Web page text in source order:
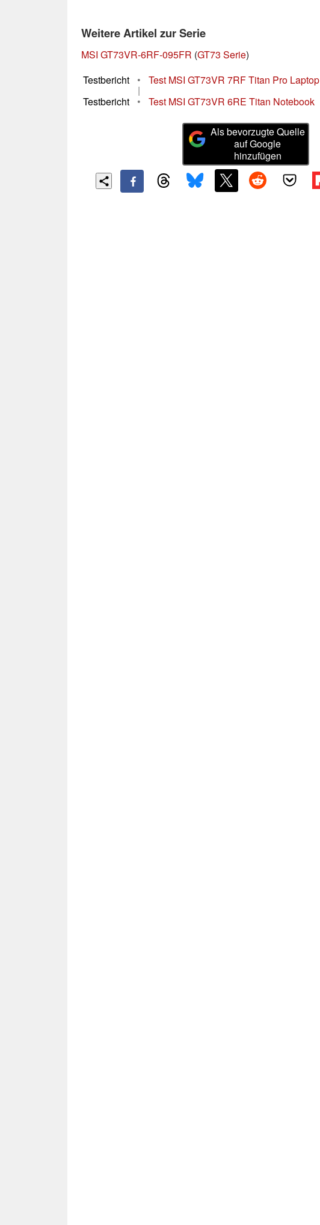
Weitere Artikel zur Serie
MSI GT73VR-6RF-095FR (GT73 Serie)
Testbericht
• Test MSI GT73VR 7RF Titan Pro Laptop
|
Testbericht
• Test MSI GT73VR 6RE Titan Notebook
Als bevorzugte Quelle
auf Google
hinzufügen